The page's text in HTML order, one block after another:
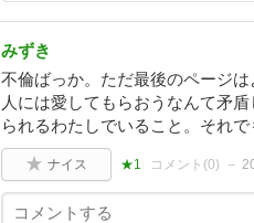
みずき
不倫ばっか。ただ最後のページ
人には愛してもらおうなんて矛
られるわたしでいること。それ
ナイス ★1 コメント(0)